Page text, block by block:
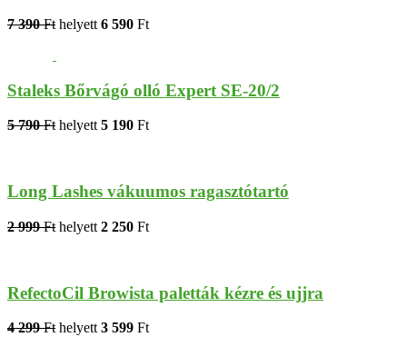
7 390 Ft helyett 6 590 Ft
Staleks Bőrvágó olló Expert SE-20/2
5 790 Ft helyett 5 190 Ft
Long Lashes vákuumos ragasztótartó
2 999 Ft helyett 2 250 Ft
RefectoCil Browista paletták kézre és ujjra
4 299 Ft helyett 3 599 Ft